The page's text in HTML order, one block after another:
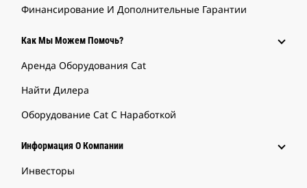
Финансирование И Дополнительные Гарантии
Как Мы Можем Помочь?
Аренда Оборудования Cat
Найти Дилера
Оборудование Cat С Наработкой
Информация О Компании
Инвесторы